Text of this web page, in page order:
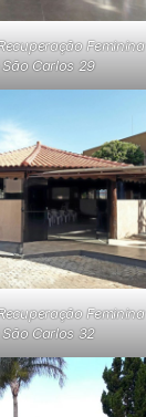
Feminina
São Carlos 29
Feminina
São Carlos 32